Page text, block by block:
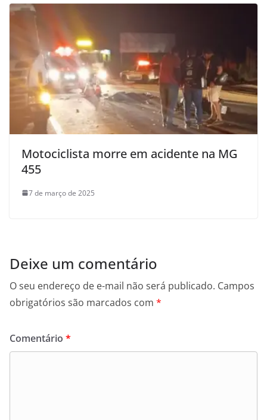
Motociclista morre em acidente na MG
455
7 de março de 2025
Deixe um comentário
O seu endereço de e-mail não será publicado. Campos
obrigatórios são marcados com *
Comentário *